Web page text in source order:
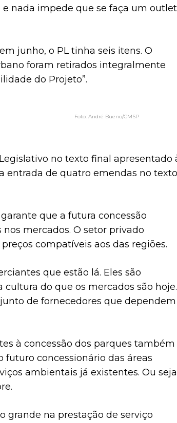
nada impede que se faça um
junho, o PL tinha seis itens. O
foram retirados integralmente
do Projeto”.
André Bueno/CMSP
no texto final apresentado
entrada de quatro emendas no texto
que a futura concessão
mercados. O setor privado
compatíveis aos das regiões.
que estão lá. Eles são
do que os mercados são hoje.
de fornecedores que dependem
à concessão dos parques também
futuro concessionário das áreas
ambientais já existentes. Ou
na prestação de serviço